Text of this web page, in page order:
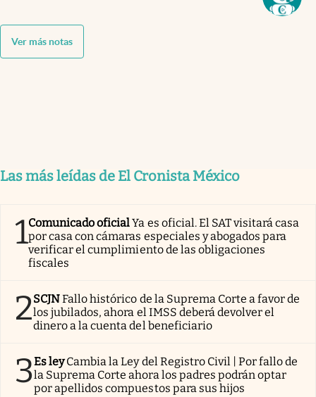
Ver más notas
Las más leídas de El Cronista México
1Comunicado oficialYa es oficial. El SAT visitará casa
por casa con cámaras especiales y abogados para
verificar el cumplimiento de las obligaciones
fiscales
2SCJNFallo histórico de la Suprema Corte a favor de
los jubilados, ahora el IMSS deberá devolver el
dinero a la cuenta del beneficiario
3Es ley Cambia la Ley del Registro Civil | Por fallo de
la Suprema Corte ahora los padres podrán optar
por apellidos compuestos para sus hijos